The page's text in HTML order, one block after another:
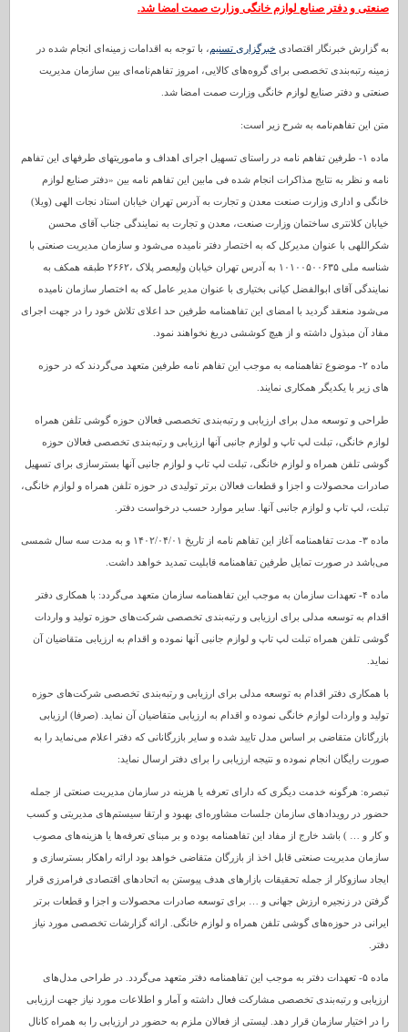
صنعتی و دفتر صنایع لوازم خانگی وزارت صمت امضا شد.
به گزارش خبرنگار اقتصادی خبرگزاری تسنیم ، با توجه به اقدامات زمینه‌ای انجام شده در
زمینه رتبه‌بندی تخصصی برای گروه‌های کالایی، امروز تفاهم‌نامه‌ای بین سازمان مدیریت
صنعتی و دفتر صنایع لوازم خانگی وزارت صمت امضا شد.
متن این تفاهم‌نامه به شرح زیر است:
ماده ۱- طرفین تفاهم نامه در راستای تسهیل اجرای اهداف و ماموریتهای طرفهای این تفاهم
نامه و نظر به نتایج مذاکرات انجام شده فی مابین این تفاهم نامه بین «دفتر صنایع لوازم
خانگی و اداری وزارت صنعت معدن و تجارت به آدرس تهران خیابان استاد نجات الهی (ویلا)
خیابان کلانتری ساختمان وزارت صنعت، معدن و تجارت به نمایندگی جناب آقای محسن
شکراللهی با عنوان مدیرکل که به اختصار دفتر نامیده می‌شود و سازمان مدیریت صنعتی با
شناسه ملی ۱۰۱۰۰۵۰۰۶۳۵ به آدرس تهران خیابان ولیعصر پلاک ،۲۶۶۲ طبقه همکف به
نمایندگی آقای ابوالفضل کیانی بختیاری با عنوان مدیر عامل که به اختصار سازمان نامیده
می‌شود منعقد گردید با امضای این تفاهمنامه طرفین حد اعلای تلاش خود را در جهت اجرای
مفاد آن مبذول داشته و از هیچ کوششی دریغ نخواهند نمود.
ماده ۲- موضوع تفاهمنامه به موجب این تفاهم نامه طرفین متعهد می‌گردند که در حوزه
های زیر با یکدیگر همکاری نمایند.
طراحی و توسعه مدل برای ارزیابی و رتبه‌بندی تخصصی فعالان حوزه گوشی تلفن همراه
لوازم خانگی، تبلت لپ تاپ و لوازم جانبی آنها ارزیابی و رتبه‌بندی تخصصی فعالان حوزه
گوشی تلفن همراه و لوازم خانگی، تبلت لپ تاپ و لوازم جانبی آنها بسترسازی برای تسهیل
صادرات محصولات و اجزا و قطعات فعالان برتر تولیدی در حوزه تلفن همراه و لوازم خانگی‌،
تبلت، لپ تاپ و لوازم جانبی آنها. سایر موارد حسب درخواست دفتر.
ماده ۳- مدت تفاهمنامه آغاز این تفاهم نامه از تاریخ ۱۴۰۲/۰۴/۰۱ و به مدت سه سال شمسی
می‌باشد در صورت تمایل طرفین تفاهمنامه قابلیت تمدید خواهد داشت.
ماده ۴- تعهدات سازمان به موجب این تفاهمنامه سازمان متعهد می‌گردد: با همکاری دفتر
اقدام به توسعه مدلی برای ارزیابی و رتبه‌بندی تخصصی شرکت‌های حوزه تولید و واردات
گوشی تلفن همراه تبلت لپ تاپ و لوازم جانبی آنها نموده و اقدام به ارزیابی متقاضیان آن
نماید.
با همکاری دفتر اقدام به توسعه مدلی برای ارزیابی و رتبه‌بندی تخصصی شرکت‌های حوزه
تولید و واردات لوازم خانگی نموده و اقدام به ارزیابی متقاضیان آن نماید. (صرفا) ارزیابی
بازرگانان متقاضی بر اساس مدل تایید شده و سایر بازرگانانی که دفتر اعلام می‌نماید را به
صورت رایگان انجام نموده و نتیجه ارزیابی را برای دفتر ارسال نماید:
تبصره: هرگونه خدمت دیگری که دارای تعرفه یا هزینه در سازمان مدیریت صنعتی از جمله
حضور در رویدادهای سازمان جلسات مشاوره‌ای بهبود و ارتقا سیستم‌های مدیریتی و کسب
و کار و … ) باشد خارج از مفاد این تفاهمنامه بوده و بر مبنای تعرفه‌ها یا هزینه‌های مصوب
سازمان مدیریت صنعتی قابل اخذ از بازرگان متقاضی خواهد بود ارائه راهکار بسترسازی و
ایجاد سازوکار از جمله تحقیقات بازارهای هدف پیوستن به اتحادهای اقتصادی فرامرزی قرار
گرفتن در زنجیره ارزش جهانی و … برای توسعه صادرات محصولات و اجزا و قطعات برتر
ایرانی در حوزه‌های گوشی تلفن همراه و لوازم خانگی. ارائه گزارشات تخصصی مورد نیاز
دفتر.
ماده ۵- تعهدات دفتر به موجب این تفاهمنامه دفتر متعهد می‌گردد. در طراحی مدل‌های
ارزیابی و رتبه‌بندی تخصصی مشارکت فعال داشته و آمار و اطلاعات مورد نیاز جهت ارزیابی
را در اختیار سازمان قرار دهد. لیستی از فعالان ملزم به حضور در ارزیابی را به همراه کانال